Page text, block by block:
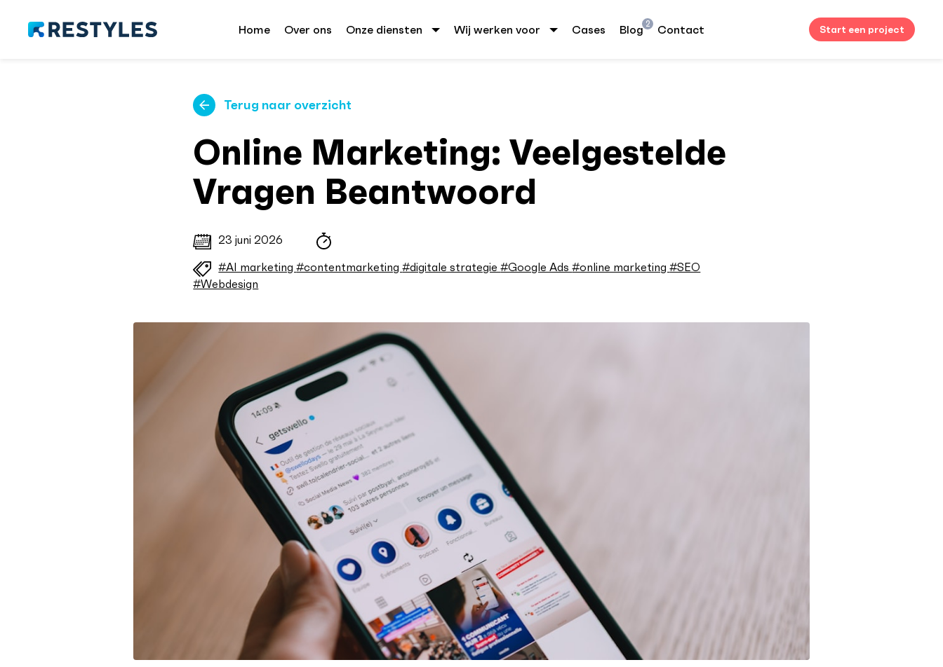
Home Over ons Onze diensten Wij werken voor Cases Blog 2 Contact Start een project
Terug naar overzicht
Online Marketing: Veelgestelde
Vragen Beantwoord
23 juni 2026
#AI marketing#contentmarketing#digitale strategie#Google Ads#online marketing#SEO
#Webdesign